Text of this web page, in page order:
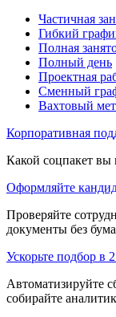
Частичная
Гибкий
Полная
Полный день
Проектная
Сменный
Вахтовый
Корпоративная
Какой соцпакет вы
Оформляйте
Проверяйте
документы без
Ускорьте подбор в
Автоматизируйте
собирайте